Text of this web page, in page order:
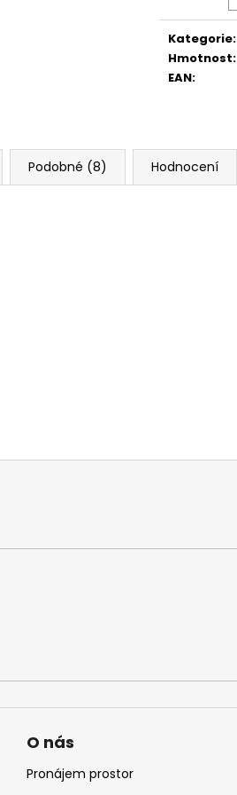
Kategorie:
Hmotnost:
EAN:
Podobné (8) Hodnocení
O nás
Pronájem prostor